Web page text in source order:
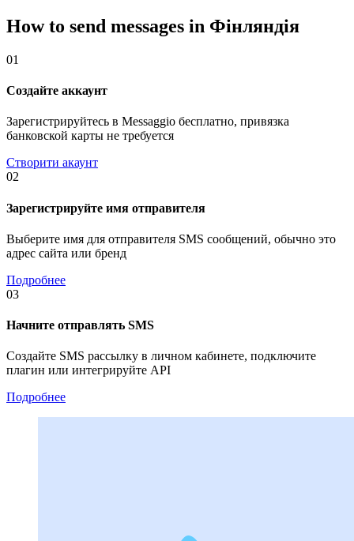
How to send messages in Фінляндія
01
Создайте аккаунт
Зарегистрируйтесь в Messaggio бесплатно, привязка
банковской карты не требуется
Створити акаунт
02
Зарегистрируйте имя отправителя
Выберите имя для отправителя SMS сообщений, обычно это
адрес сайта или бренд
Подробнее
03
Начните отправлять SMS
Создайте SMS рассылку в личном кабинете, подключите
плагин или интегрируйте API
Подробнее